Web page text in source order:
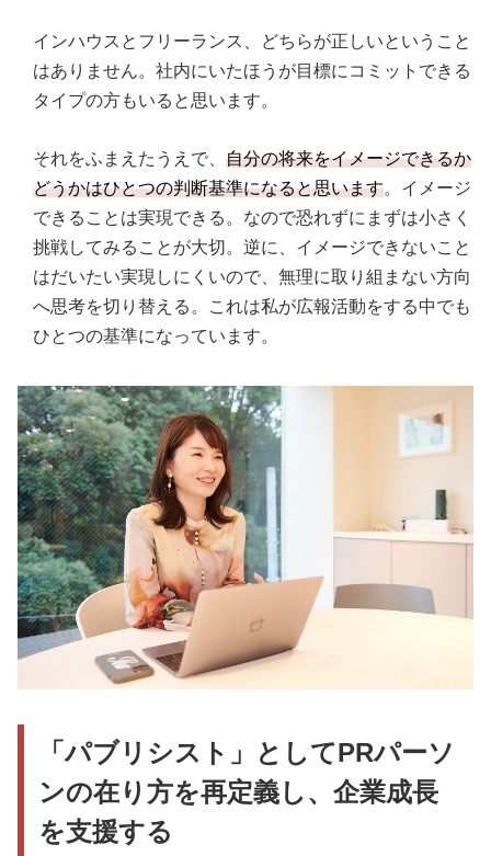
インハウスとフリーランス、どちらが正しいということ
はありません。社内にいたほうが目標にコミットできる
タイプの方もいると思います。
それをふまえたうえで、 自分の将来をイメージできるか
どうかはひとつの判断基準になると思います。イメージ
できることは実現できる。なので恐れずにまずは小さく
挑戦してみることが大切。逆に、イメージできないこと
はだいたい実現しにくいので、無理に取り組まない方向
へ思考を切り替える。これは私が広報活動をする中でも
ひとつの基準になっています。
「パブリシスト」としてPRパーソ
ンの在り方を再定義し、企業成長
を支援する